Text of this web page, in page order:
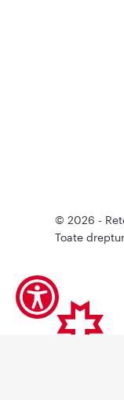
© 2026 -
Toate